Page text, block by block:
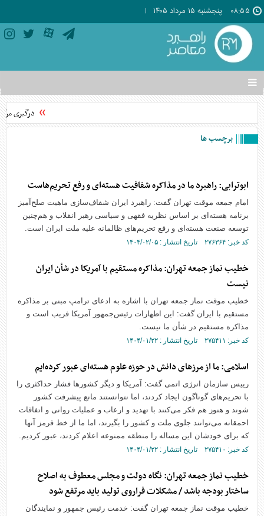
۰۸:۵۵ پنجشنبه ۱۵ مرداد ۱۴۰۵
تغییر
وضعیت
منوی
ها
درگیری
برچسب ها
ابوترابی: راهبرد ما در مذاکره شفافیت هسته‌ای و رفع تحریم‌هاست
امام جمعه موقت تهران گفت: راهبرد ایران شفاف‌سازی ماهیت صلح‌آمیز
برنامه هسته‌ای بر اساس نظریه فقهی و سیاسی رهبر انقلاب و هم‌چنین
توسعه صنعت هسته‌ای و رفع تحریم‌های ظالمانه علیه ملت ایران است.
کد خبر: ۲۷۶۳۶۴ تاریخ انتشار : ۱۴۰۴/۰۲/۰۵
خطیب نماز جمعه تهران: مذاکره مستقیم با آمریکا در شأن ایران
نیست
خطیب موقت نماز جمعه تهران با اشاره به ادعای ترامپ مبنی بر مذاکره
مستقیم با ایران گفت: این اظهارات رئیس‌جمهور آمریکا فریب است و
مذاکره مستقیم در شأن ما نیست.
کد خبر: ۲۷۵۴۱۱ تاریخ انتشار : ۱۴۰۴/۰۱/۲۲
اسلامی: ما از مرز‌های دانش در حوزه علوم هسته‌ای عبور کرده‌ایم
رییس سازمان انرژی اتمی گفت: آمریکا و دیگر کشور‌ها فشار حداکثری را
با تحریم‌های گوناگون ایجاد کردند، اما نتوانستند مانع پیشرفت کشور
شوند و هنوز هم فکر می‌کنند با تهدید و ارعاب و عملیات روانی و اتفاقات
احمقانه می‌توانند جلوی ملت و کشور را بگیرند، اما ما از خط قرمز آنها
که برای خودشان این مساله را منطقه ممنوعه اعلام کردند، عبور کردیم.
کد خبر: ۲۷۵۴۱۰ تاریخ انتشار : ۱۴۰۴/۰۱/۲۲
خطیب نماز جمعه تهران: نگاه دولت و مجلس معطوف به اصلاح
ساختار بودجه باشد / مشکلات فراروی تولید باید مرتفع شود
خطیب موقت نماز جمعه تهران گفت: خدمت رئیس جمهور و نمایندگان